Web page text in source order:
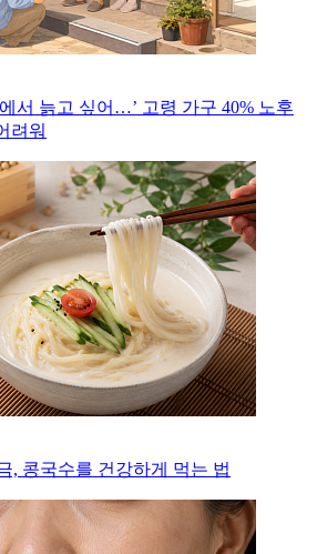
서 늙고 싶어…’ 고령 가구 40% 노후
려워
, 콩국수를 건강하게 먹는 법